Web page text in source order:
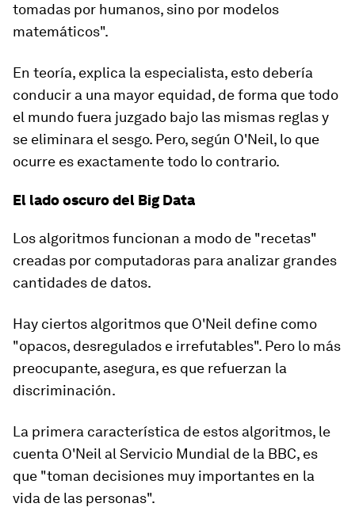
tomadas por humanos, sino por modelos
matemáticos".
En teoría, explica la especialista, esto debería
conducir a una mayor equidad, de forma que todo
el mundo fuera juzgado bajo las mismas reglas y
se eliminara el sesgo. Pero, según O'Neil, lo que
ocurre es exactamente todo lo contrario.
El lado oscuro del Big Data
Los algoritmos funcionan a modo de "recetas"
creadas por computadoras para analizar grandes
cantidades de datos.
Hay ciertos algoritmos que O'Neil define como
"opacos, desregulados e irrefutables". Pero lo más
preocupante, asegura, es que refuerzan la
discriminación.
La primera característica de estos algoritmos, le
cuenta O'Neil al Servicio Mundial de la BBC, es
que "toman decisiones muy importantes en la
vida de las personas".